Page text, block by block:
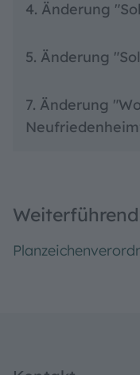
4. Änderung
5. Änderung
7. Änderung